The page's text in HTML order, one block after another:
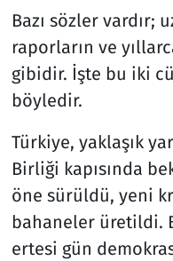
Bazı sözler vardır;
raporların ve
gibidir. İşte bu iki
böyledir.
Türkiye, yaklaşık
Birliği kapısında
öne sürüldü, yeni
bahaneler üretildi.
ertesi gün
Seçim 2023
Spor
Teknoloji ve Bilim
Televizyon